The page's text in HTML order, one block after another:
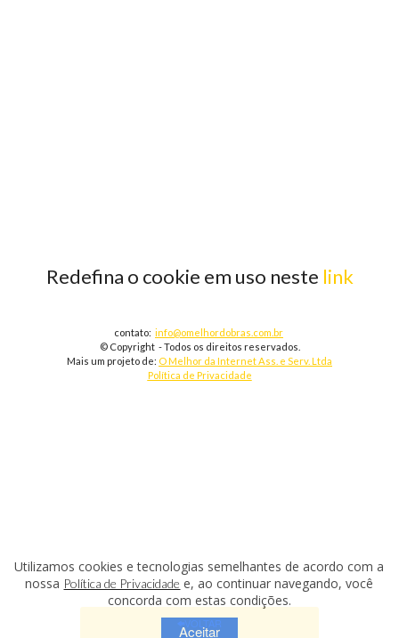
Redefina o cookie em uso neste link
contato: info@omelhordobras.com.br
© Copyright - Todos os direitos reservados.
Mais um projeto de: O Melhor da Internet Ass. e Serv. Ltda
Política de Privacidade
VOLTAR
Utilizamos cookies e tecnologias semelhantes de acordo com a
nossa Política de Privacidade e, ao continuar navegando, você
concorda com estas condições.
Aceitar